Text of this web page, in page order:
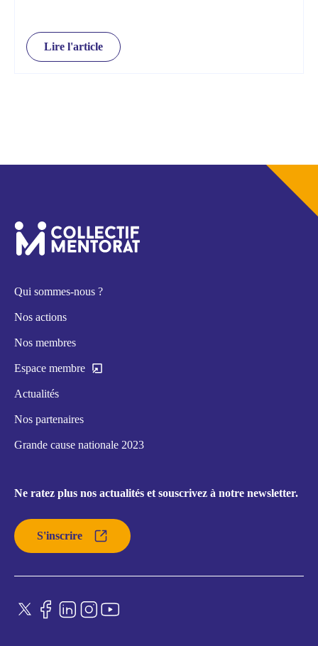
Lire l'article
Qui sommes-nous ?
Nos actions
Nos membres
Espace membre
Actualités
Nos partenaires
Grande cause nationale 2023
Ne ratez plus nos actualités et souscrivez à notre newsletter.
S'inscrire